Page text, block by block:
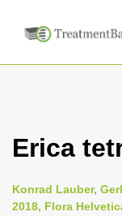
Erica
Konrad Lauber,
2018, Flora